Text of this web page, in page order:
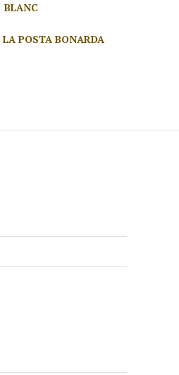
BLANC
LA POSTA BONARDA